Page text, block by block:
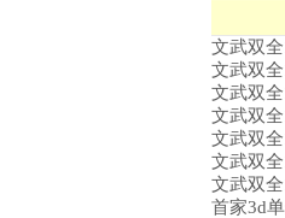
文武双
文武双
文武双
文武双
文武双
文武双
文武双
首家3d